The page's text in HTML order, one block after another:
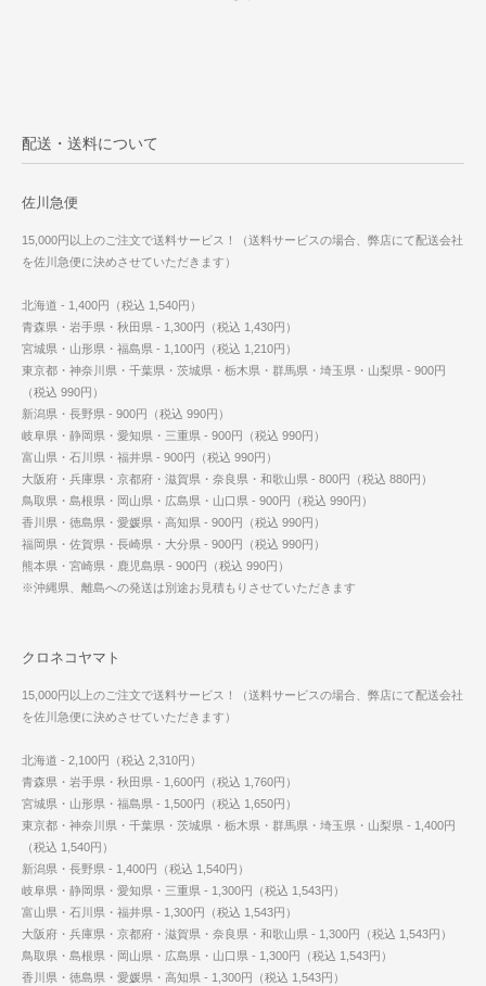
配送・送料について
佐川急便
15,000円以上のご注文で送料サービス！（送料サービスの場合、弊店にて配送会社
を佐川急便に決めさせていただきます）
北海道 - 1,400円（税込 1,540円）
青森県・岩手県・秋田県 - 1,300円（税込 1,430円）
宮城県・山形県・福島県 - 1,100円（税込 1,210円）
東京都・神奈川県・千葉県・茨城県・栃木県・群馬県・埼玉県・山梨県 - 900円
（税込 990円）
新潟県・長野県 - 900円（税込 990円）
岐阜県・静岡県・愛知県・三重県 - 900円（税込 990円）
富山県・石川県・福井県 - 900円（税込 990円）
大阪府・兵庫県・京都府・滋賀県・奈良県・和歌山県 - 800円（税込 880円）
鳥取県・島根県・岡山県・広島県・山口県 - 900円（税込 990円）
香川県・徳島県・愛媛県・高知県 - 900円（税込 990円）
福岡県・佐賀県・長崎県・大分県 - 900円（税込 990円）
熊本県・宮崎県・鹿児島県 - 900円（税込 990円）
※沖縄県、離島への発送は別途お見積もりさせていただきます
クロネコヤマト
15,000円以上のご注文で送料サービス！（送料サービスの場合、弊店にて配送会社
を佐川急便に決めさせていただきます）
北海道 - 2,100円（税込 2,310円）
青森県・岩手県・秋田県 - 1,600円（税込 1,760円）
宮城県・山形県・福島県 - 1,500円（税込 1,650円）
東京都・神奈川県・千葉県・茨城県・栃木県・群馬県・埼玉県・山梨県 - 1,400円
（税込 1,540円）
新潟県・長野県 - 1,400円（税込 1,540円）
岐阜県・静岡県・愛知県・三重県 - 1,300円（税込 1,543円）
富山県・石川県・福井県 - 1,300円（税込 1,543円）
大阪府・兵庫県・京都府・滋賀県・奈良県・和歌山県 - 1,300円（税込 1,543円）
鳥取県・島根県・岡山県・広島県・山口県 - 1,300円（税込 1,543円）
香川県・徳島県・愛媛県・高知県 - 1,300円（税込 1,543円）